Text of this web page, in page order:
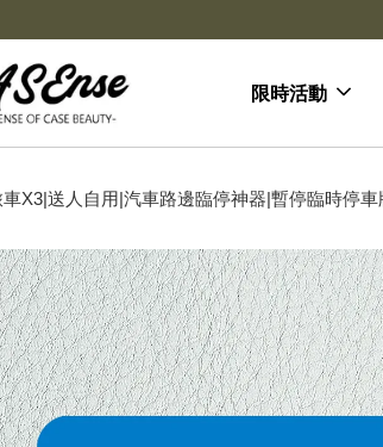
限時活動
X3|送人自用|汽車路邊臨停神器|暫停臨時停車